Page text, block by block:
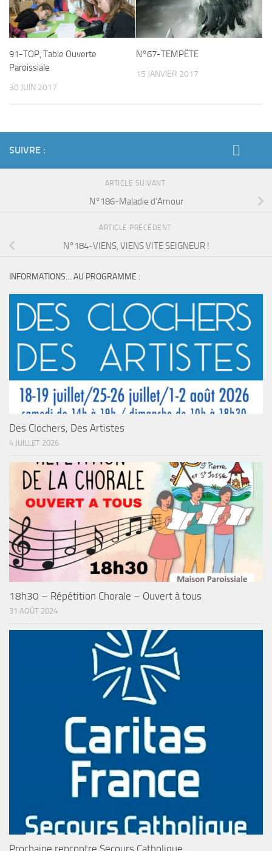
91-TOP, Table Ouverte
Paroissiale
30 JUIN 2017
N°67-TEMPËTE
15 JANVIER 2017
SUIVRE :
ARTICLE SUIVANT
N°186-Maladie d’Amour
ARTICLE PRÉCÉDENT
N°184-VIENS, VIENS VITE SEIGNEUR !
INFORMATIONS… AU PROGRAMME :
Des Clochers, Des Artistes
4 JUILLET 2026
18h30 – Répétition Chorale – Ouvert à tous
31 AOÛT 2024
Prochaine rencontre Secours Catholique